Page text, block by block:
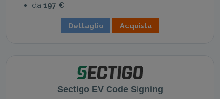
da 197 €
Dettaglio Acquista
Sectigo EV Code Signing